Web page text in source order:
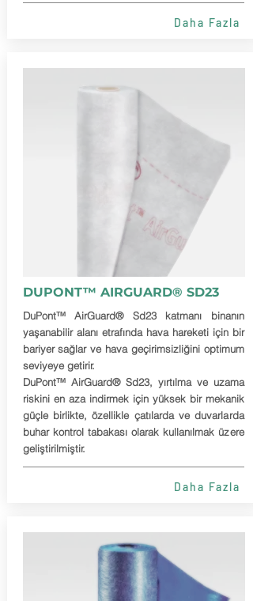
Daha Fazla
DUPONT™ AIRGUARD® SD23
DuPont™ AirGuard® Sd23 katmanı binanın
yaşanabilir alanı etrafında hava hareketi için bir
bariyer sağlar ve hava geçirimsizliğini optimum
seviyeye getirir.
DuPont™ AirGuard® Sd23, yırtılma ve uzama
riskini en aza indirmek için yüksek bir mekanik
güçle birlikte, özellikle çatılarda ve duvarlarda
buhar kontrol tabakası olarak kullanılmak üzere
geliştirilmiştir.
Daha Fazla